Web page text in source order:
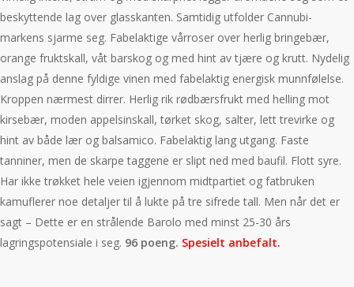
beskyttende lag over glasskanten. Samtidig utfolder Cannubi-
markens sjarme seg. Fabelaktige vårroser over herlig bringebær,
orange fruktskall, våt barskog og med hint av tjære og krutt. Nydelig
anslag på denne fyldige vinen med fabelaktig energisk munnfølelse.
Kroppen nærmest dirrer. Herlig rik rødbærsfrukt med helling mot
kirsebær, moden appelsinskall, tørket skog, salter, lett trevirke og
hint av både lær og balsamico. Fabelaktig lang utgang. Faste
tanniner, men de skarpe taggene er slipt ned med baufil. Flott syre.
Har ikke trøkket hele veien igjennom midtpartiet og fatbruken
kamuflerer noe detaljer til å lukte på tre sifrede tall. Men når det er
sagt – Dette er en strålende Barolo med minst 25-30 års
lagringspotensiale i seg. 96 poeng. Spesielt anbefalt.